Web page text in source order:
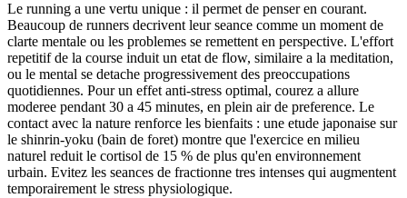
Le running a une vertu unique : il permet de penser en courant.
Beaucoup de runners decrivent leur seance comme un moment de
clarte mentale ou les problemes se remettent en perspective. L'effort
repetitif de la course induit un etat de flow, similaire a la meditation,
ou le mental se detache progressivement des preoccupations
quotidiennes. Pour un effet anti-stress optimal, courez a allure
moderee pendant 30 a 45 minutes, en plein air de preference. Le
contact avec la nature renforce les bienfaits : une etude japonaise sur
le shinrin-yoku (bain de foret) montre que l'exercice en milieu
naturel reduit le cortisol de 15 % de plus qu'en environnement
urbain. Evitez les seances de fractionne tres intenses qui augmentent
temporairement le stress physiologique.